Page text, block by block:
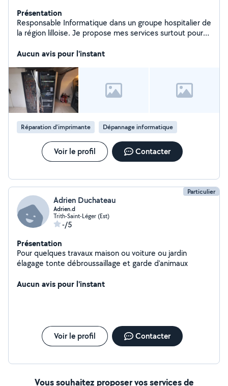
Présentation
Responsable Informatique dans un groupe hospitalier de
la région lilloise. Je propose mes services surtout pour
Aucun avis pour l'instant
Réparation d'imprimante Dépannage informatique
Voir le profil Contacter
Particulier
Adrien Duchateau
Adrien.d
Trith-Saint-Léger (Est)
-/5
Présentation
Pour quelques travaux maison ou voiture ou jardin
élagage tonte débroussaillage et garde d'animaux
Aucun avis pour l'instant
Voir le profil Contacter
Vous souhaitez proposer vos services de